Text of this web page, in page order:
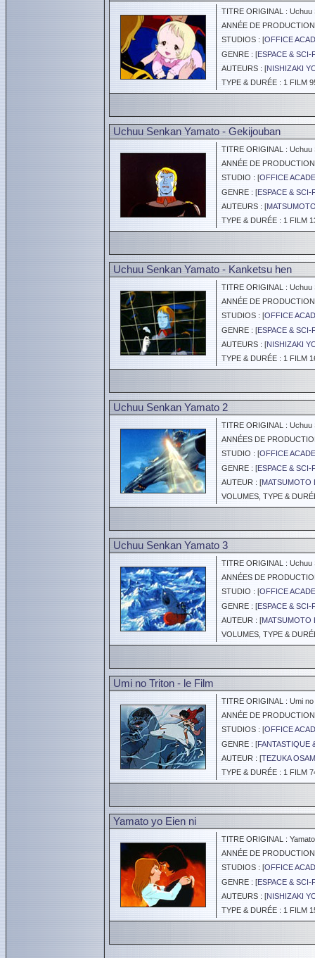
TITRE ORIGINAL : Uchuu
ANNÉE DE
STUDIOS : [OFFICE
GENRE : [ESPACE & SCI-
AUTEURS : [NISHIZAKI
TYPE & DURÉE : 1 FILM
Uchuu Senkan Yamato - Gekijouban
TITRE ORIGINAL : Uchuu
ANNÉE DE
STUDIO : [OFFICE
GENRE : [ESPACE & SCI-
AUTEURS : [
TYPE & DURÉE : 1 FILM
Uchuu Senkan Yamato - Kanketsu hen
TITRE ORIGINAL : Uchuu
ANNÉE DE
STUDIOS : [OFFICE
GENRE : [ESPACE & SCI-
AUTEURS : [NISHIZAKI
TYPE & DURÉE : 1 FILM
Uchuu Senkan Yamato 2
TITRE ORIGINAL : Uchuu
ANNÉES DE
STUDIO : [OFFICE
GENRE : [ESPACE & SCI-
AUTEUR : [MATSUMOTO
VOLUMES, TYPE &
Uchuu Senkan Yamato 3
TITRE ORIGINAL : Uchuu
ANNÉES DE
STUDIO : [OFFICE
GENRE : [ESPACE & SCI-
AUTEUR : [MATSUMOTO
VOLUMES, TYPE &
Umi no Triton - le Film
TITRE ORIGINAL : Umi
ANNÉE DE
STUDIOS : [OFFICE
GENRE : [FANTASTIQUE
AUTEUR : [TEZUKA
TYPE & DURÉE : 1 FILM
Yamato yo Eien ni
TITRE ORIGINAL :
ANNÉE DE
STUDIOS : [OFFICE
GENRE : [ESPACE & SCI-
AUTEURS : [NISHIZAKI
TYPE & DURÉE : 1 FILM